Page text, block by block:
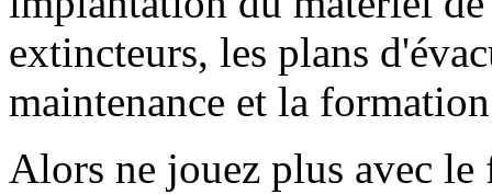
extincteurs, les plans
maintenance et la
Alors ne jouez plus avec le